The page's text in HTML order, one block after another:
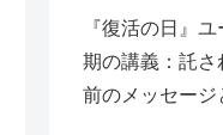
『復活の日』
期の講義：託
前のメッセージ